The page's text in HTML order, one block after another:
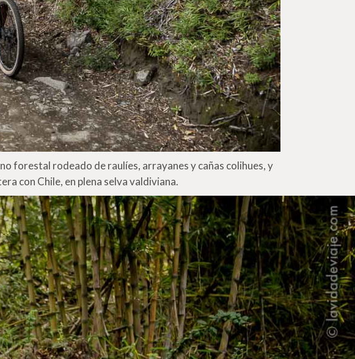
forestal rodeado de raulíes, arrayanes y cañas colihues, y
con Chile, en plena selva valdiviana.